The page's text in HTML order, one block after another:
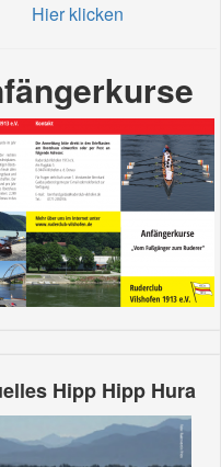
Hier klicken
Hipp Hipp Hura